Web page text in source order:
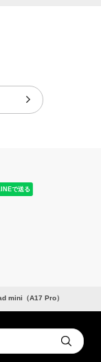
LINEで送る
mini（A17 Pro）
Submit